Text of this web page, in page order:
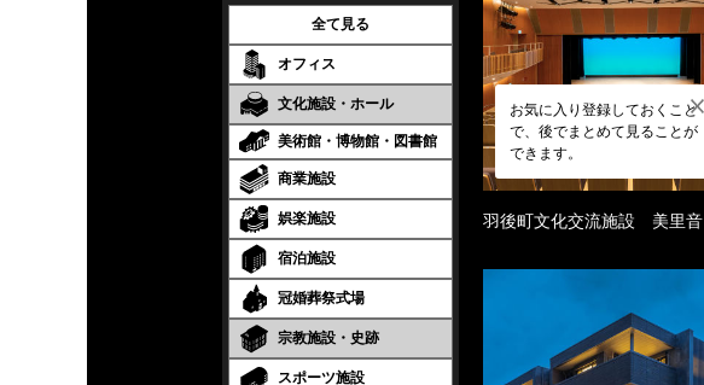
全て見る
オフィス
文化施設・ホール
美術館・博物館・図書館
商業施設
娯楽施設
宿泊施設
冠婚葬祭式場
宗教施設・史跡
スポーツ施設
お気に入り登録しておくこと
で、後でまとめて見ることが
できます。
羽後町文化交流施設 美里音